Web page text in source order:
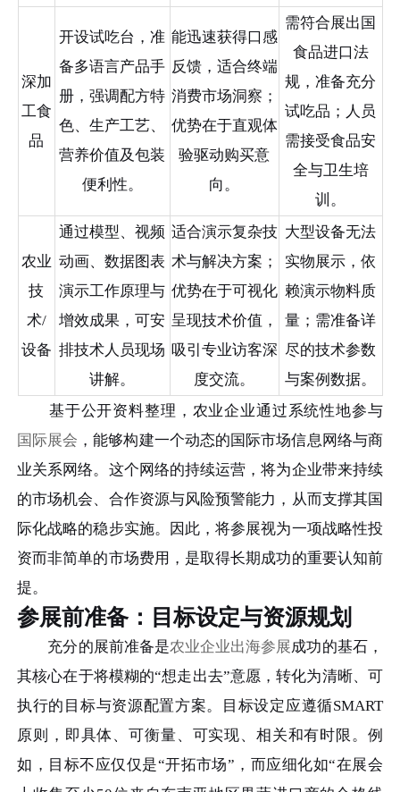
深加
工食
品
开设试吃台，准
备多语言产品手
册，强调配方特
色、生产工艺、
营养价值及包装
便利性。
能迅速获得口感
反馈，适合终端
消费市场洞察；
优势在于直观体
验驱动购买意
向。
需符合展出国
食品进口法
规，准备充分
试吃品；人员
需接受食品安
全与卫生培
训。
农业
技
术/
设备
通过模型、视频
动画、数据图表
演示工作原理与
增效成果，可安
排技术人员现场
讲解。
适合演示复杂技
术与解决方案；
优势在于可视化
呈现技术价值，
吸引专业访客深
度交流。
大型设备无法
实物展示，依
赖演示物料质
量；需准备详
尽的技术参数
与案例数据。
基于公开资料整理，农业企业通过系统性地参与
国际展会 ，能够构建一个动态的国际市场信息网络与商
业关系网络。这个网络的持续运营，将为企业带来持续
的市场机会、合作资源与风险预警能力，从而支撑其国
际化战略的稳步实施。因此，将参展视为一项战略性投
资而非简单的市场费用，是取得长期成功的重要认知前
提。
参展前准备：目标设定与资源规划
充分的展前准备是农业企业出海参展成功的基石，
其核心在于将模糊的“想走出去”意愿，转化为清晰、可
执行的目标与资源配置方案。目标设定应遵循SMART
原则，即具体、可衡量、可实现、相关和有时限。例
如，目标不应仅仅是“开拓市场”，而应细化如“在展会